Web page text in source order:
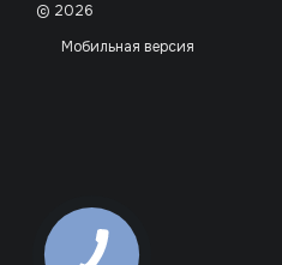
© 2026
Мобильная версия